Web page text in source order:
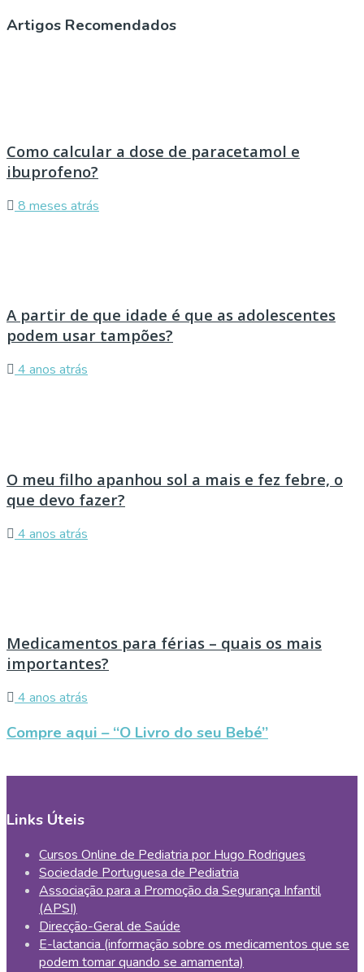
Artigos Recomendados
Como calcular a dose de paracetamol e
ibuprofeno?
8 meses atrás
A partir de que idade é que as adolescentes
podem usar tampões?
4 anos atrás
O meu filho apanhou sol a mais e fez febre, o
que devo fazer?
4 anos atrás
Medicamentos para férias – quais os mais
importantes?
4 anos atrás
Compre aqui – “O Livro do seu Bebé”
Links Úteis
Cursos Online de Pediatria por Hugo Rodrigues
Sociedade Portuguesa de Pediatria
Associação para a Promoção da Segurança Infantil
(APSI)
Direcção-Geral de Saúde
E-lactancia (informação sobre os medicamentos que se
podem tomar quando se amamenta)